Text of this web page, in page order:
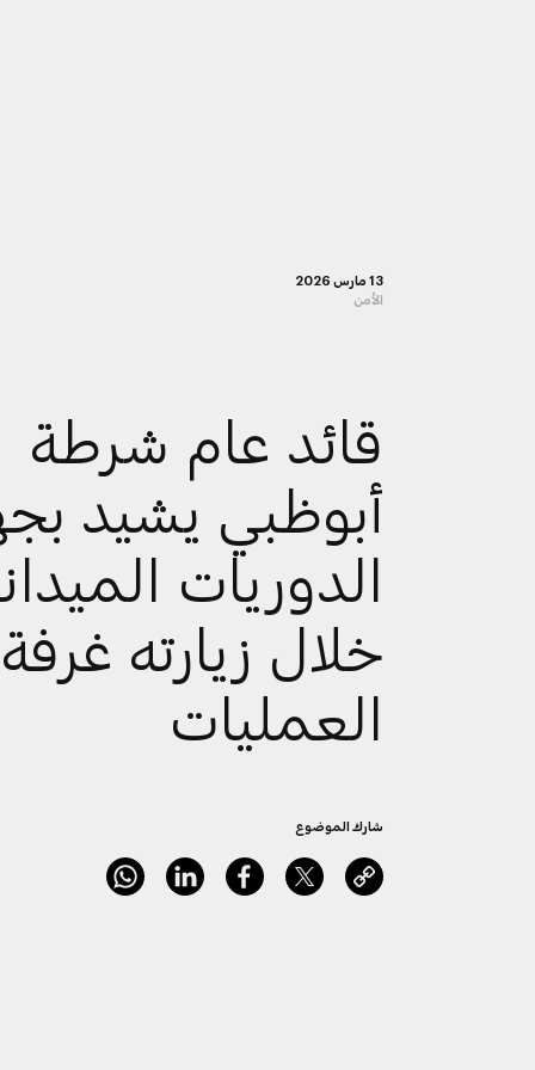
13 مارس 2026
الأمن
قائد عام شرطة
أبوظبي يشيد
الدوريات
خلال زيارته غرفة
العمليات
شارك الموضوع